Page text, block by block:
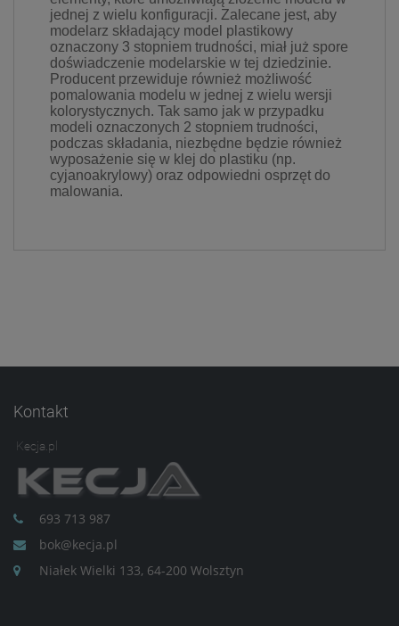
jednej z wielu konfiguracji. Zalecane jest, aby
modelarz składający model plastikowy
oznaczony 3 stopniem trudności, miał już spore
doświadczenie modelarskie w tej dziedzinie.
Producent przewiduje również możliwość
pomalowania modelu w jednej z wielu wersji
kolorystycznych. Tak samo jak w przypadku
modeli oznaczonych 2 stopniem trudności,
podczas składania, niezbędne będzie również
wyposażenie się w klej do plastiku (np.
cyjanoakrylowy) oraz odpowiedni osprzęt do
malowania.
Kontakt
Kecja.pl
693 713 987
bok@kecja.pl
Niałek Wielki 133, 64-200 Wolsztyn